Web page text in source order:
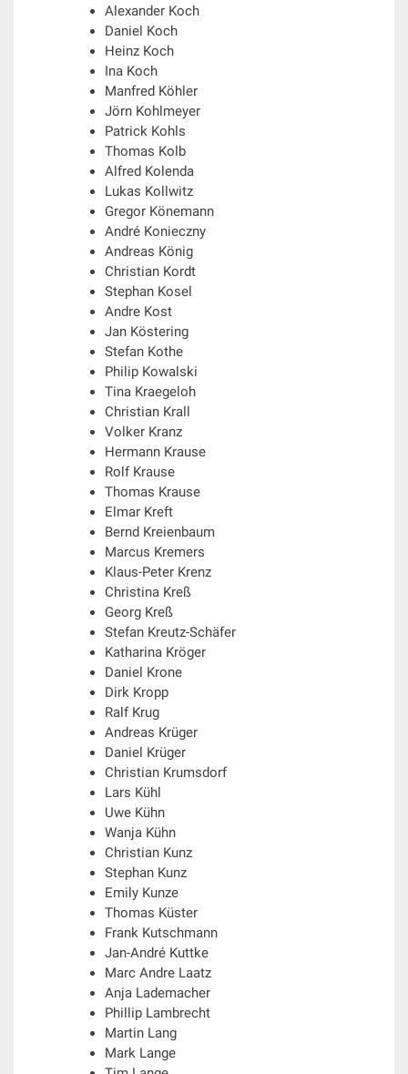
Alexander Koch
Daniel Koch
Heinz Koch
Ina Koch
Manfred Köhler
Jörn Kohlmeyer
Patrick Kohls
Thomas Kolb
Alfred Kolenda
Lukas Kollwitz
Gregor Könemann
André Konieczny
Andreas König
Christian Kordt
Stephan Kosel
Andre Kost
Jan Köstering
Stefan Kothe
Philip Kowalski
Tina Kraegeloh
Christian Krall
Volker Kranz
Hermann Krause
Rolf Krause
Thomas Krause
Elmar Kreft
Bernd Kreienbaum
Marcus Kremers
Klaus-Peter Krenz
Christina Kreß
Georg Kreß
Stefan Kreutz-Schäfer
Katharina Kröger
Daniel Krone
Dirk Kropp
Ralf Krug
Andreas Krüger
Daniel Krüger
Christian Krumsdorf
Lars Kühl
Uwe Kühn
Wanja Kühn
Christian Kunz
Stephan Kunz
Emily Kunze
Thomas Küster
Frank Kutschmann
Jan-André Kuttke
Marc Andre Laatz
Anja Lademacher
Phillip Lambrecht
Martin Lang
Mark Lange